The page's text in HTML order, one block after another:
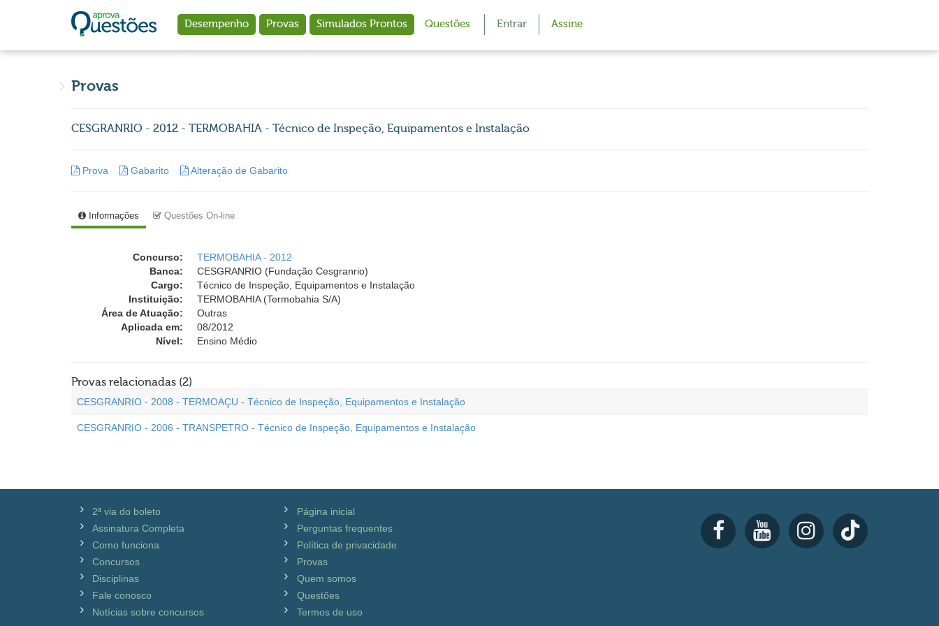
Desempenho Provas Simulados Prontos Questões Entrar Assine
Provas
CESGRANRIO - 2012 - TERMOBAHIA - Técnico de Inspeção, Equipamentos e Instalação
Prova Gabarito Alteração de Gabarito
Informações Questões On-line
Concurso:
TERMOBAHIA - 2012
Banca:
CESGRANRIO (Fundação Cesgranrio)
Cargo:
Técnico de Inspeção, Equipamentos e Instalação
Instituição:
TERMOBAHIA (Termobahia S/A)
Área de Atuação:
Outras
Aplicada em:
08/2012
Nível:
Ensino Médio
Provas relacionadas (2)
CESGRANRIO - 2008 - TERMOAÇU - Técnico de Inspeção, Equipamentos e Instalação
CESGRANRIO - 2006 - TRANSPETRO - Técnico de Inspeção, Equipamentos e Instalação
2ª via do boleto
Assinatura Completa
Como funciona
Concursos
Disciplinas
Fale conosco
Notícias sobre concursos
Página inicial
Perguntas frequentes
Política de privacidade
Provas
Quem somos
Questões
Termos de uso